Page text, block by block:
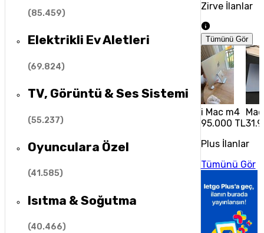
(85.459)
Elektrikli Ev Aletleri
(69.824)
TV, Görüntü & Ses Sistemi
(55.237)
Oyunculara Özel
(41.585)
Isıtma & Soğutma
(40.466)
Zirve İlanlar
Tümünü Gör
i Mac m4
95.000 TL
Plus İlanlar
Tümünü Gör